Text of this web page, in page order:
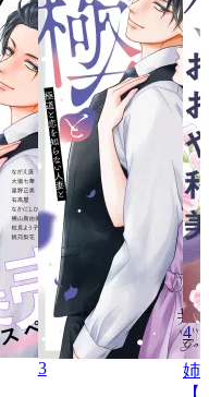
3
4
姉